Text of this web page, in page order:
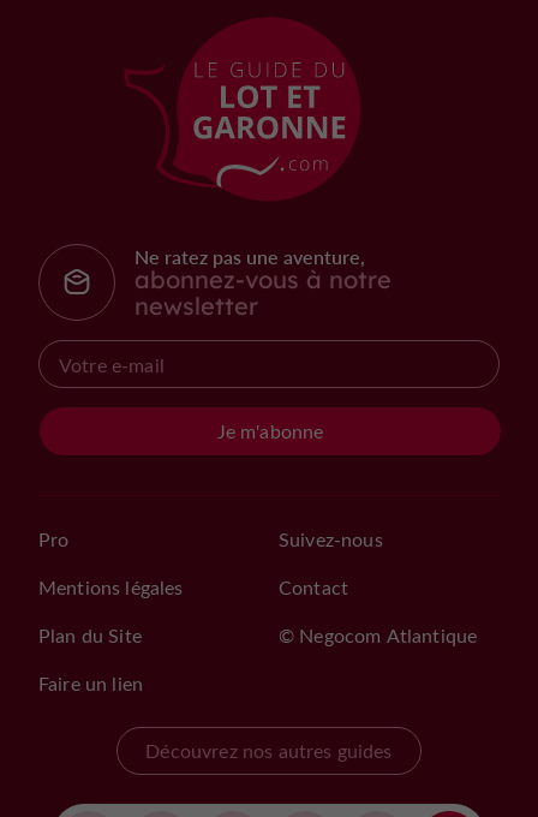
Ne ratez pas une aventure,
abonnez-vous à notre
newsletter
Je m'abonne
Pro
Mentions légales
Plan du Site
Faire un lien
Suivez-nous
Contact
© Negocom Atlantique
Découvrez nos autres guides